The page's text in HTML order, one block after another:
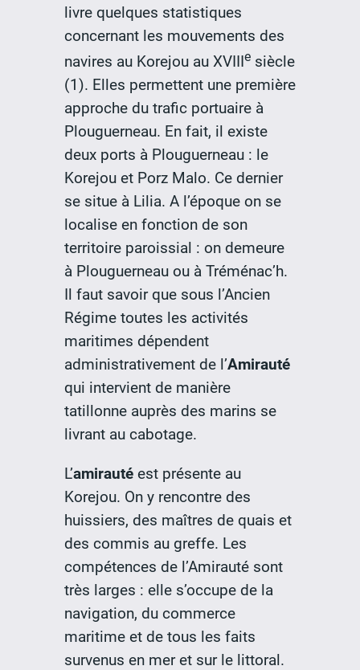
livre quelques statistiques
concernant les mouvements des
navires au Korejou au XVIIIesiècle
(1). Elles permettent une première
approche du trafic portuaire à
Plouguerneau. En fait, il existe
deux ports à Plouguerneau : le
Korejou et Porz Malo. Ce dernier
se situe à Lilia. A l’époque on se
localise en fonction de son
territoire paroissial : on demeure
à Plouguerneau ou à Tréménac’h.
Il faut savoir que sous l’Ancien
Régime toutes les activités
maritimes dépendent
administrativement de l’Amirauté
qui intervient de manière
tatillonne auprès des marins se
livrant au cabotage.
L’amirautéest présente au
Korejou. On y rencontre des
huissiers, des maîtres de quais et
des commis au greffe. Les
compétences de l’Amirauté sont
très larges : elle s’occupe de la
navigation, du commerce
maritime et de tous les faits
survenus en mer et sur le littoral.